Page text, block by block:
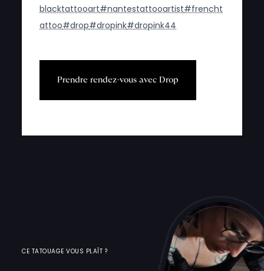
blacktattooart#nantestattooartist#frencht
attoo#drop#dropink#dropink44
Prendre rendez-vous avec Drop
CE TATOUAGE VOUS PLAÎT ?